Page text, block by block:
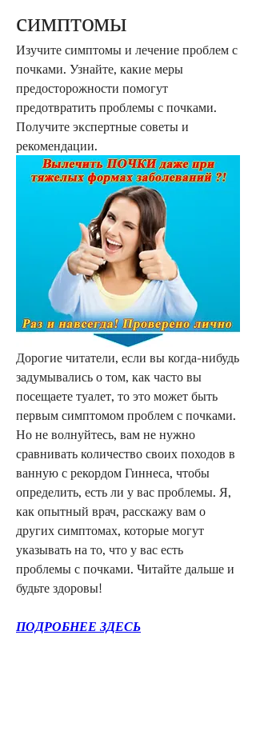
симптомы
Изучите симптомы и лечение проблем с
почками. Узнайте, какие меры
предосторожности помогут
предотвратить проблемы с почками.
Получите экспертные советы и
рекомендации.
Дорогие читатели, если вы когда-нибудь
задумывались о том, как часто вы
посещаете туалет, то это может быть
первым симптомом проблем с почками.
Но не волнуйтесь, вам не нужно
сравнивать количество своих походов в
ванную с рекордом Гиннеса, чтобы
определить, есть ли у вас проблемы. Я,
как опытный врач, расскажу вам о
других симптомах, которые могут
указывать на то, что у вас есть
проблемы с почками. Читайте дальше и
будьте здоровы!
ПОДРОБНЕЕ ЗДЕСЬ